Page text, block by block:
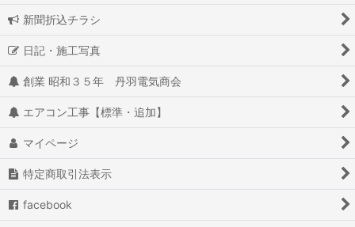
新聞折込チラシ
日記・施工写真
創業 昭和３５年 丹羽電気商会
エアコン工事【標準・追加】
マイページ
特定商取引法表示
facebook